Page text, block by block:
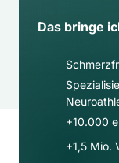
Das bringe
+10.000
+1,5 Mio.